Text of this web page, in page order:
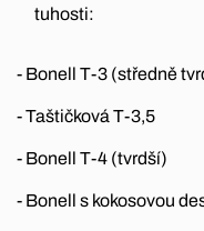
tuhosti:
- Bonell T-3 (středně
- Taštičková T-3,5
- Bonell T-4 (tvrdší)
- Bonell s kokosovou